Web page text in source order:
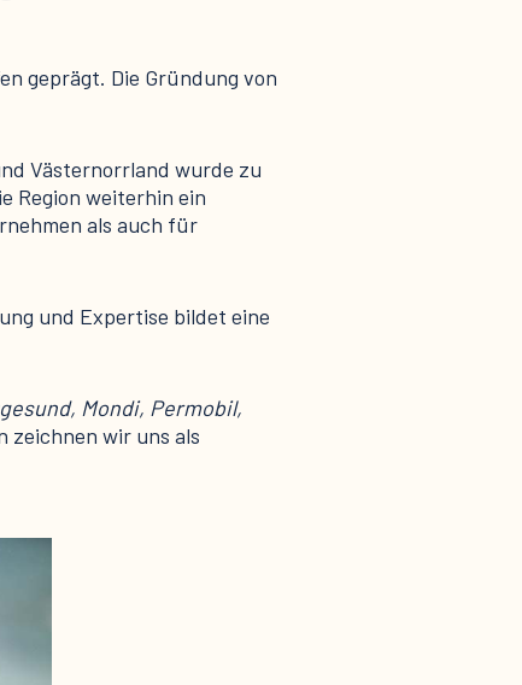
geprägt. Die Gründung von
Västernorrland wurde zu
Region weiterhin ein
als auch für
und Expertise bildet eine
Mondi, Permobil,
zeichnen wir uns als